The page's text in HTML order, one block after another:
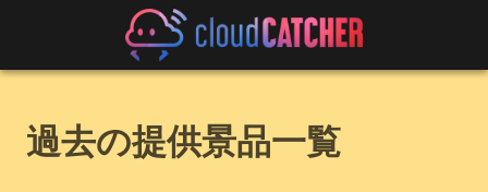
過去の提供景品一覧